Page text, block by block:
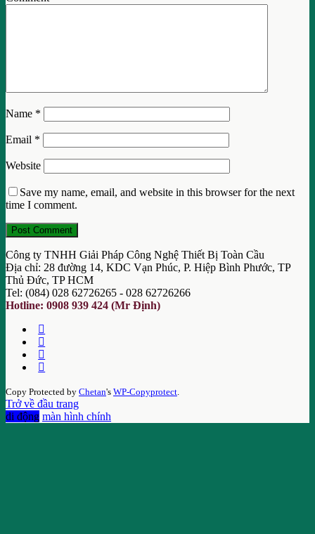
Name *
Email *
Website
Save my name, email, and website in this browser for the next
time I comment.
Công ty TNHH Giải Pháp Công Nghệ Thiết Bị Toàn Cầu
Địa chỉ: 28 đường 14, KDC Vạn Phúc, P. Hiệp Bình Phước, TP
Thủ Đức, TP HCM
Tel: (084) 028 62726265 - 028 62726266
Hotline: 0908 939 424 (Mr Định)
Copy Protected by Chetan's WP-Copyprotect.
Trở về đầu trang
di động màn hình chính